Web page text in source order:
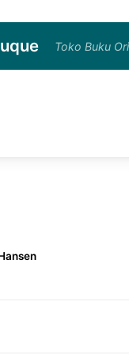
Toko Buku